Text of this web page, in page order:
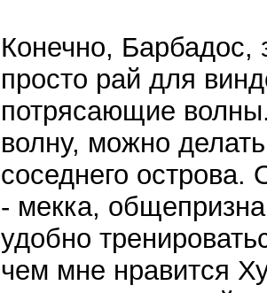
Конечно, Барбадос,
просто рай для
потрясающие
волну, можно
соседнего
- мекка,
удобно
чем мне нравится